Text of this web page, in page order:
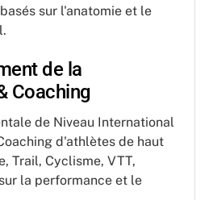
sur l'anatomie et le
de la
Coaching
de Niveau International
d'athlètes de haut
Trail, Cyclisme, VTT,
la performance et le